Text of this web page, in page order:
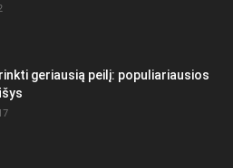
geriausią peilį: populiariausios